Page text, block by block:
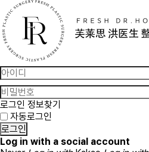
로그인 정보찾기
자동로그인
로그인
Log in with a social account